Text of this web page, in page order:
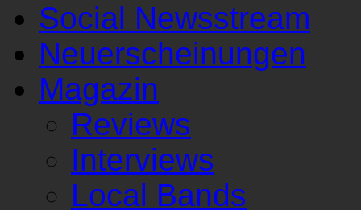
Social Newsstream
Neuerscheinungen
Magazin
Reviews
Interviews
Local Bands